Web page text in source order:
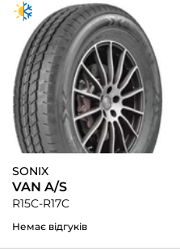
SONIX
VAN A/S
R15C-R17C
Немає відгуків